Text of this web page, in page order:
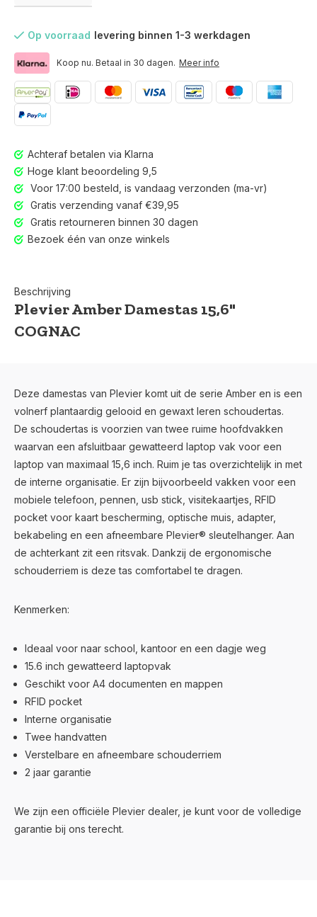
Voor 17:00 besteld, is vandaag verzonden (ma-vr)
Op voorraad levering binnen 1-3 werkdagen
Koop nu. Betaal in 30 dagen. Meer info
Achteraf betalen via Klarna
Hoge klant beoordeling 9,5
Voor 17:00 besteld, is vandaag verzonden (ma-vr)
Gratis verzending vanaf €39,95
Gratis retourneren binnen 30 dagen
Bezoek één van onze winkels
Beschrijving
Plevier Amber Damestas 15,6"
COGNAC
Deze damestas van Plevier komt uit de serie Amber en is een
volnerf plantaardig gelooid en gewaxt leren schoudertas.
De schoudertas is voorzien van twee ruime hoofdvakken
waarvan een afsluitbaar gewatteerd laptop vak voor een
laptop van maximaal 15,6 inch. Ruim je tas overzichtelijk in met
de interne organisatie. Er zijn bijvoorbeeld vakken voor een
mobiele telefoon, pennen, usb stick, visitekaartjes, RFID
pocket voor kaart bescherming, optische muis, adapter,
bekabeling en een afneembare Plevier® sleutelhanger. Aan
de achterkant zit een ritsvak. Dankzij de ergonomische
schouderriem is deze tas comfortabel te dragen.
Kenmerken:
Ideaal voor naar school, kantoor en een dagje weg
15.6 inch gewatteerd laptopvak
Geschikt voor A4 documenten en mappen
RFID pocket
Interne organisatie
Twee handvatten
Verstelbare en afneembare schouderriem
2 jaar garantie
We zijn een officiële Plevier dealer, je kunt voor de volledige
garantie bij ons terecht.